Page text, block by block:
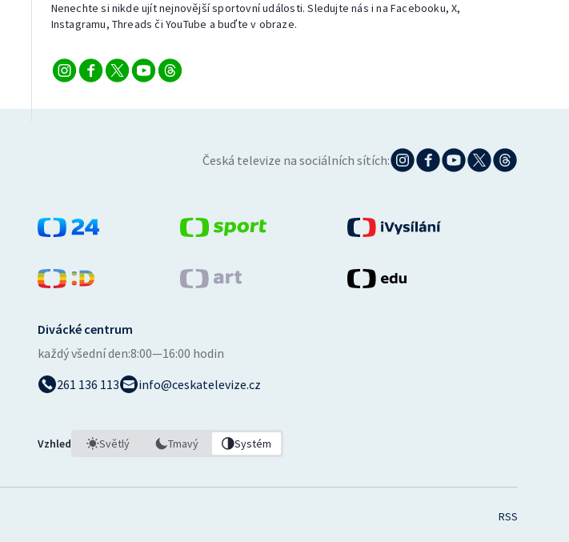
Nenechte si nikde ujít nejnovější sportovní události. Sledujte nás i na Facebooku, X,
Instagramu, Threads či YouTube a buďte v obraze.
Česká televize na sociálních sítích:
Divácké centrum
každý všední den:8:00—16:00 hodin
261 136 113
info@ceskatelevize.cz
Vzhled Světlý Tmavý Systém
RSS